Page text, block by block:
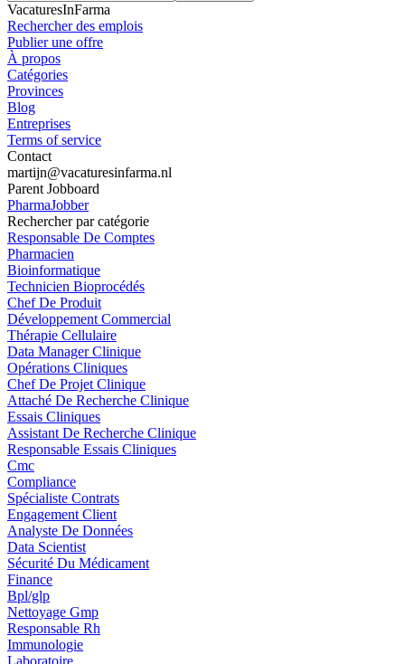
VacaturesInFarma
Rechercher des emplois
Publier une offre
À propos
Catégories
Provinces
Blog
Entreprises
Terms of service
Contact
martijn@vacaturesinfarma.nl
Parent Jobboard
PharmaJobber
Rechercher par catégorie
Responsable De Comptes
Pharmacien
Bioinformatique
Technicien Bioprocédés
Chef De Produit
Développement Commercial
Thérapie Cellulaire
Data Manager Clinique
Opérations Cliniques
Chef De Projet Clinique
Attaché De Recherche Clinique
Essais Cliniques
Assistant De Recherche Clinique
Responsable Essais Cliniques
Cmc
Compliance
Spécialiste Contrats
Engagement Client
Analyste De Données
Data Scientist
Sécurité Du Médicament
Finance
Bpl/glp
Nettoyage Gmp
Responsable Rh
Immunologie
Laboratoire